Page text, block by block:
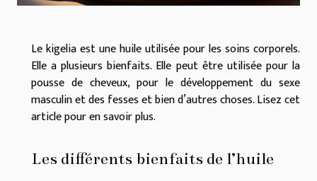
Le kigelia est une huile utilisée pour les soins corporels.
Elle a plusieurs bienfaits. Elle peut être utilisée pour la
pousse de cheveux, pour le développement du sexe
masculin et des fesses et bien d’autres choses. Lisez cet
article pour en savoir plus.
Les différents bienfaits de l’huile